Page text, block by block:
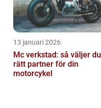
13 januari 2026
Mc verkstad: så väljer du
rätt partner för din
motorcykel